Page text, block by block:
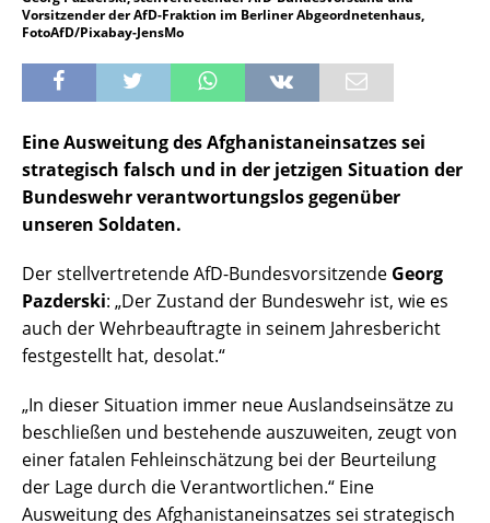
Vorsitzender der AfD-Fraktion im Berliner Abgeordnetenhaus,
FotoAfD/Pixabay-JensMo
Eine Ausweitung des Afghanistaneinsatzes sei
strategisch falsch und in der jetzigen Situation der
Bundeswehr verantwortungslos gegenüber
unseren Soldaten.
Der stellvertretende AfD-Bundesvorsitzende Georg
Pazderski: „Der Zustand der Bundeswehr ist, wie es
auch der Wehrbeauftragte in seinem Jahresbericht
festgestellt hat, desolat.“
„In dieser Situation immer neue Auslandseinsätze zu
beschließen und bestehende auszuweiten, zeugt von
einer fatalen Fehleinschätzung bei der Beurteilung
der Lage durch die Verantwortlichen.“ Eine
Ausweitung des Afghanistaneinsatzes sei strategisch